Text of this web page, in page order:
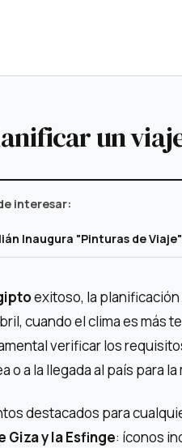
un
interesar:
Inaugura "Pinturas de
exitoso, la
cuando el clima es más
verificar los
o a la llegada al país para
destacados para
Giza y la Esfinge: íconos